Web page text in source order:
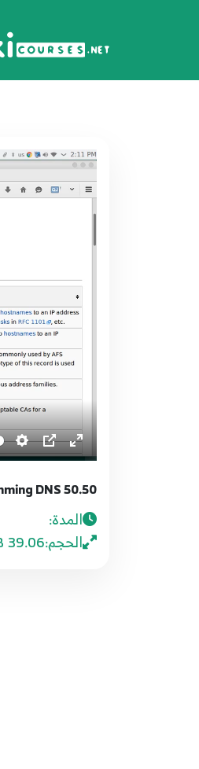
50.50 Python network programming DNS
المدة:
الحجم:39.06 MB